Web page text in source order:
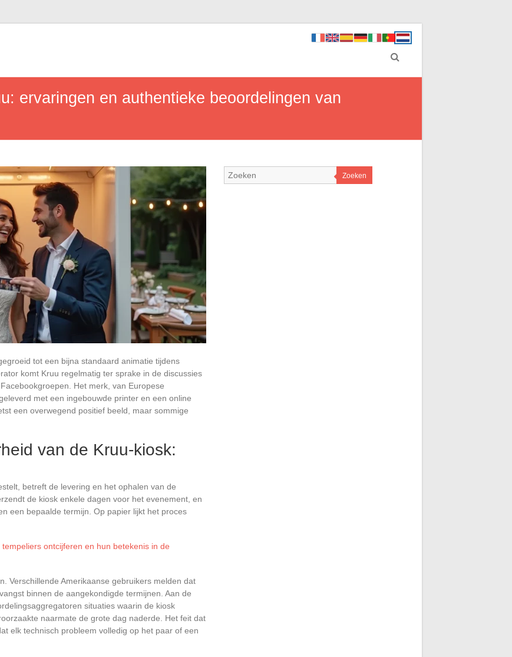
ervaringen en authentieke beoordelingen van
tot een bijna standaard animatie tijdens
komt Kruu regelmatig ter sprake in de discussies
Het merk, van Europese
met een ingebouwde printer en een online
een overwegend positief beeld, maar sommige
van de Kruu-kiosk:
betreft de levering en het ophalen van de
de kiosk enkele dagen voor het evenement, en
een bepaalde termijn. Op papier lijkt het proces
ontcijferen en hun betekenis in de
Verschillende Amerikaanse gebruikers melden dat
binnen de aangekondigde termijnen. Aan de
situaties waarin de kiosk
naarmate de grote dag naderde. Het feit dat
elk technisch probleem volledig op het paar of een
Zoeken